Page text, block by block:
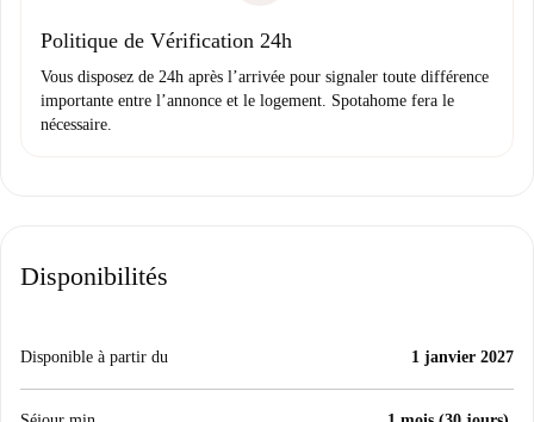
Politique de Vérification 24h
Vous disposez de 24h après l’arrivée pour signaler toute différence
importante entre l’annonce et le logement. Spotahome fera le
nécessaire.
Disponibilités
Disponible à partir du 1 janvier 2027